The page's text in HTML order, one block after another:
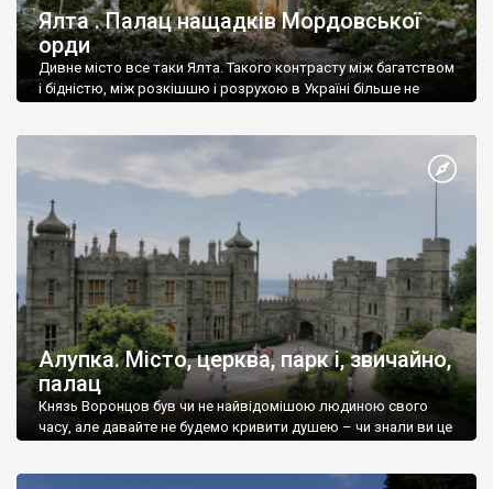
Ялта . Палац нащадків Мордовської
орди
Дивне місто все таки Ялта. Такого контрасту між багатством
і бідністю, між розкішшю і розрухою в Україні більше не
Алупка. Місто, церква, парк і, звичайно,
палац
Князь Воронцов був чи не найвідомішою людиною свого
часу, але давайте не будемо кривити душею – чи знали ви це